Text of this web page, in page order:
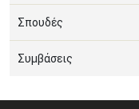
Σπουδές
Συμβάσεις